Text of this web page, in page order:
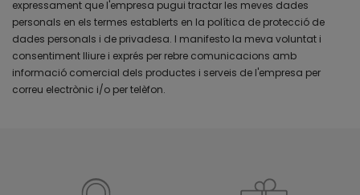
expressament que l'empresa pugui tractar les meves dades
personals en els termes establerts en la política de protecció de
dades personals i de privadesa. I manifesto la meva voluntat i
consentiment lliure i exprés per rebre comunicacions amb
informació comercial dels productes i serveis de l'empresa per
correu electrònic i/o per telèfon.